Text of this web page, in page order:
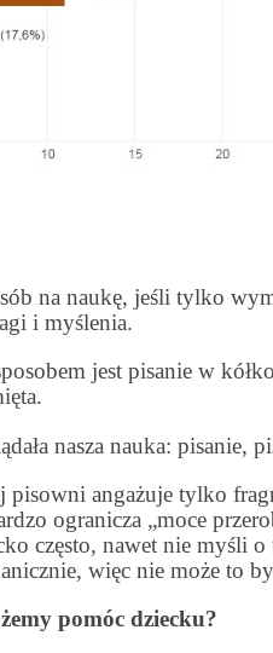
na naukę, jeśli tylko
i myślenia.
jest pisanie w kółko
nasza nauka: pisanie,
angażuje tylko
ogranicza „moce
często, nawet nie myśli
więc nie może to
pomóc dziecku?